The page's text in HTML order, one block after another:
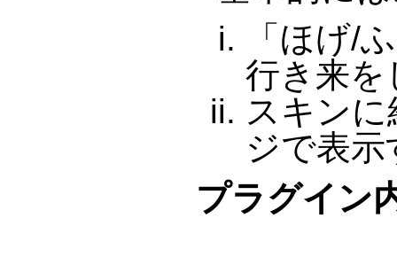
「ほげ/
行き来を
スキン
ジで表示
プラグイン